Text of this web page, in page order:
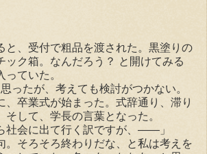
、受付で粗品を渡された。黒塗りの
ック箱。なんだろう？ と開けてみる
ていた。
ったが、考えても検討がつかない。
卒業式が始まった。式辞通り、滞り
そして、学長の言葉となった。
社会に出て行く訳ですが、――」
そろそろ終わりだな、と私は考えを